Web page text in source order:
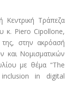
Κεντρική Τράπεζα
κ. Piero Cipollone,
στην ακρόασή
και Νομισματικών
με θέμα “The
in digital